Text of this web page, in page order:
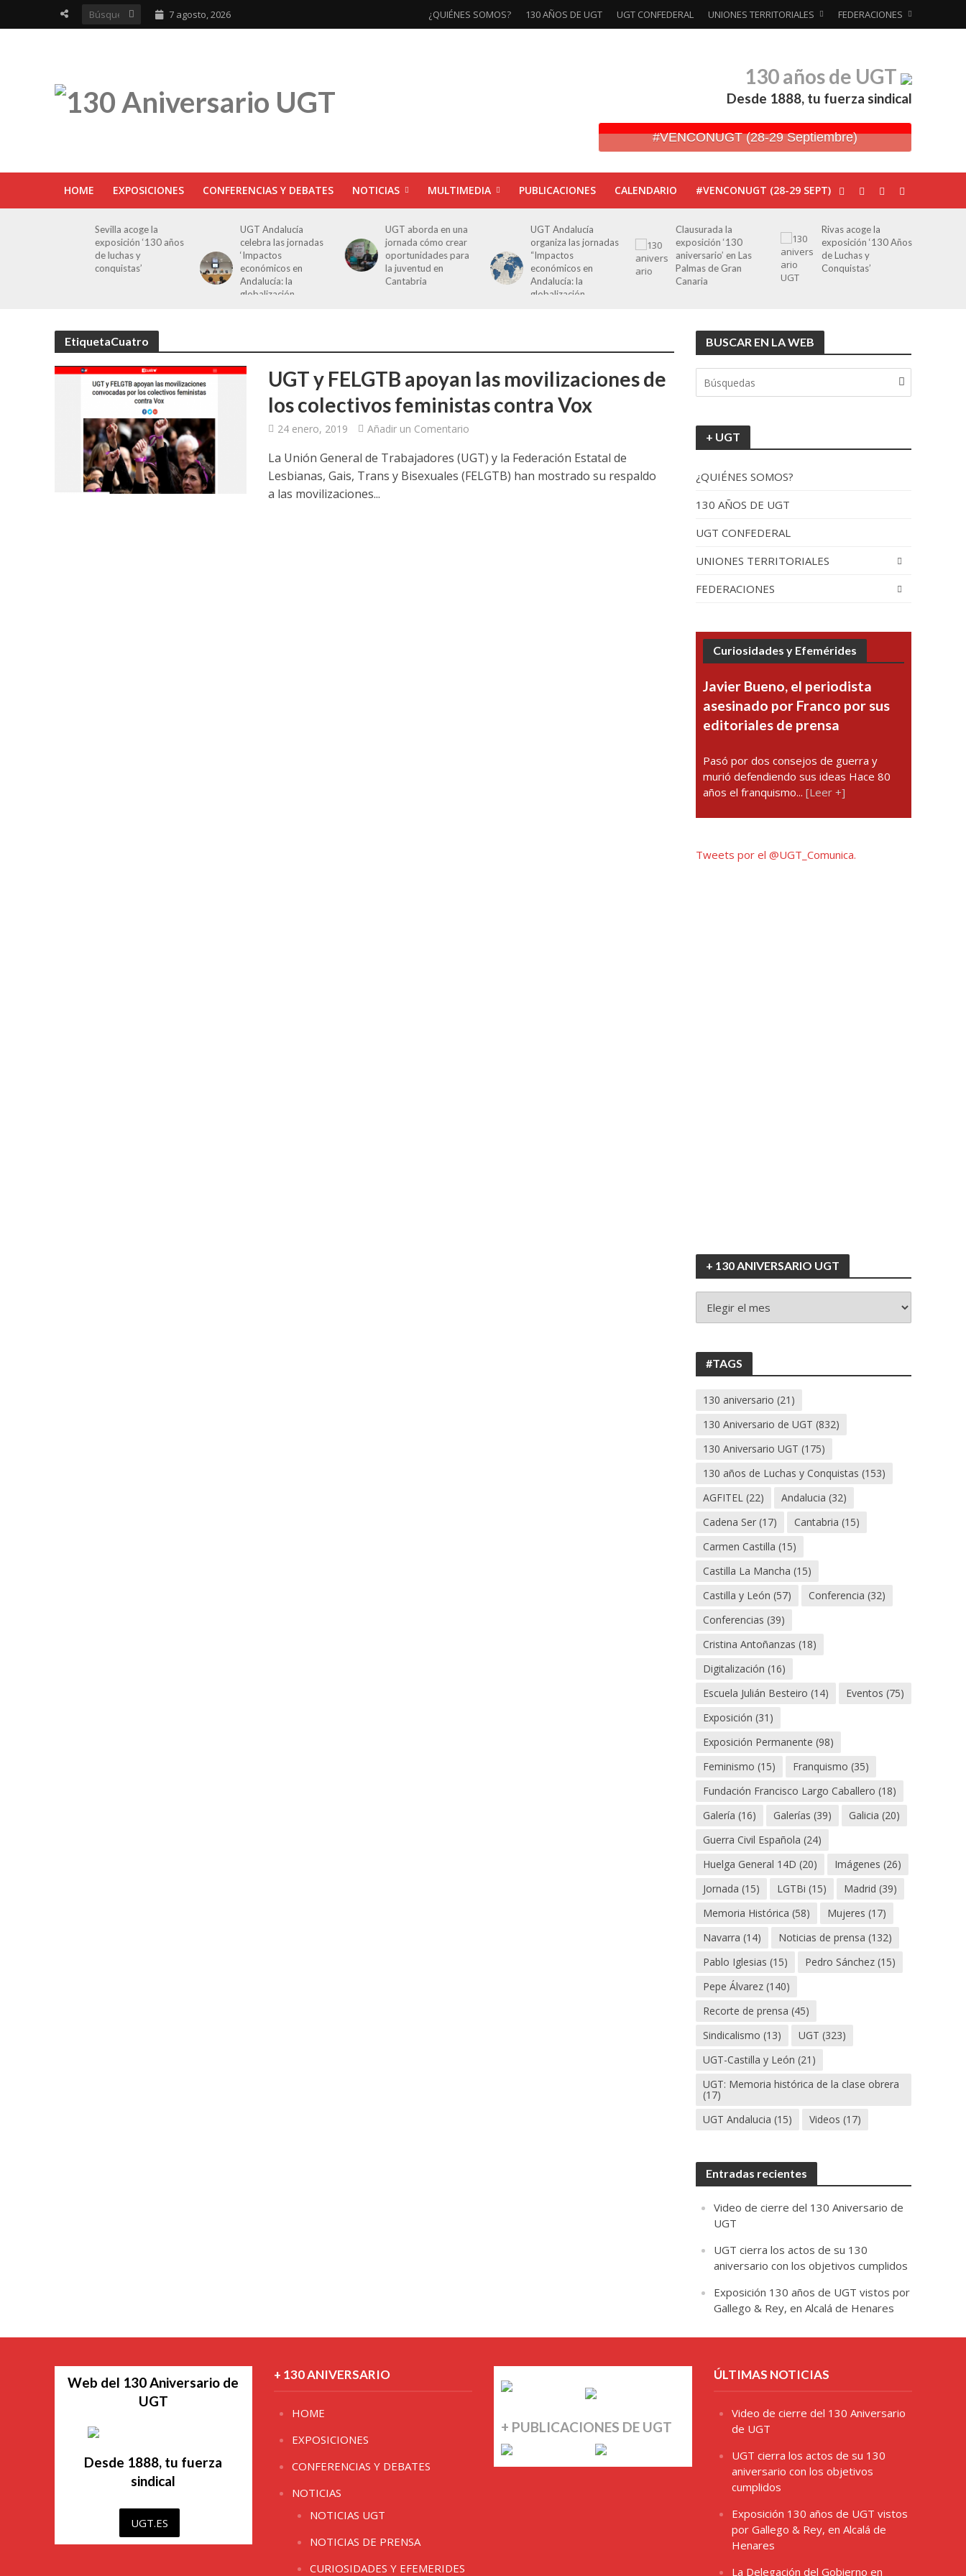
7 agosto, 2026 ¿QUIÉNES SOMOS? 130 AÑOS DE UGT UGT CONFEDERAL UNIONES TERRITORIALES FEDERACIONES
130 años de UGT
Desde 1888, tu fuerza sindical
#VENCONUGT (28-29 Septiembre)
HOME EXPOSICIONES CONFERENCIAS Y DEBATES NOTICIAS MULTIMEDIA PUBLICACIONES CALENDARIO #VENCONUGT (28-29 SEPT)
Sevilla acoge la
exposición ‘130 años
de luchas y
conquistas’
UGT Andalucía
celebra las jornadas
‘Impactos
económicos en
Andalucía: la
globalización
UGT aborda en una
jornada cómo crear
oportunidades para
la juventud en
Cantabria
UGT Andalucía
organiza las jornadas
“Impactos
económicos en
Andalucía: la
globalización
Clausurada la
exposición ‘130
aniversario’ en Las
Palmas de Gran
Canaria
Rivas acoge la
exposición ‘130 Años
de Luchas y
Conquistas’
EtiquetaCuatro
UGT y FELGTB apoyan las movilizaciones de
los colectivos feministas contra Vox
24 enero, 2019 Añadir un Comentario
La Unión General de Trabajadores (UGT) y la Federación Estatal de
Lesbianas, Gais, Trans y Bisexuales (FELGTB) han mostrado su respaldo
a las movilizaciones...
BUSCAR EN LA WEB
+ UGT
¿QUIÉNES SOMOS?
130 AÑOS DE UGT
UGT CONFEDERAL
UNIONES TERRITORIALES
FEDERACIONES
Curiosidades y Efemérides
Javier Bueno, el periodista
asesinado por Franco por sus
editoriales de prensa
Pasó por dos consejos de guerra y
murió defendiendo sus ideas Hace 80
años el franquismo...[Leer +]
Tweets por el @UGT_Comunica.
+ 130 ANIVERSARIO UGT
130
#TAGS
130 aniversario (21)
130 Aniversario de UGT (832)
130 Aniversario UGT (175)
130 años de Luchas y Conquistas (153)
AGFITEL (22) Andalucia (32)
Cadena Ser (17) Cantabria (15)
Carmen Castilla (15)
Castilla La Mancha (15)
Castilla y León (57) Conferencia (32)
Conferencias (39)
Cristina Antoñanzas (18)
Digitalización (16)
Escuela Julián Besteiro (14) Eventos (75)
Exposición (31)
Exposición Permanente (98)
Feminismo (15) Franquismo (35)
Fundación Francisco Largo Caballero (18)
Galería (16) Galerías (39) Galicia (20)
Guerra Civil Española (24)
Huelga General 14D (20) Imágenes (26)
Jornada (15) LGTBi (15) Madrid (39)
Memoria Histórica (58) Mujeres (17)
Navarra (14) Noticias de prensa (132)
Pablo Iglesias (15) Pedro Sánchez (15)
Pepe Álvarez (140)
Recorte de prensa (45)
Sindicalismo (13) UGT (323)
UGT-Castilla y León (21)
UGT: Memoria histórica de la clase obrera
(17)
UGT Andalucia (15) Videos (17)
Entradas recientes
Video de cierre del 130 Aniversario de
UGT
UGT cierra los actos de su 130
aniversario con los objetivos cumplidos
Exposición 130 años de UGT vistos por
Gallego & Rey, en Alcalá de Henares
Web del 130 Aniversario de
UGT
Desde 1888, tu fuerza
sindical
UGT.ES
+ 130 ANIVERSARIO
HOME
EXPOSICIONES
CONFERENCIAS Y DEBATES
NOTICIAS
NOTICIAS UGT
NOTICIAS DE PRENSA
CURIOSIDADES Y EFEMERIDES
+ PUBLICACIONES DE UGT
ÚLTIMAS NOTICIAS
Video de cierre del 130 Aniversario
de UGT
UGT cierra los actos de su 130
aniversario con los objetivos
cumplidos
Exposición 130 años de UGT vistos
por Gallego & Rey, en Alcalá de
Henares
La Delegación del Gobierno en